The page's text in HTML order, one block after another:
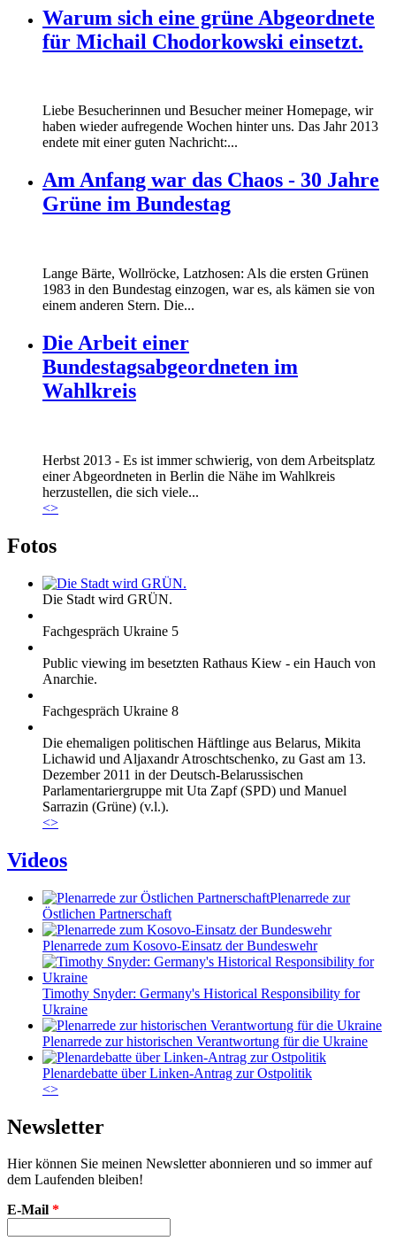
Warum sich eine grüne Abgeordnete
für Michail Chodorkowski einsetzt.
Liebe Besucherinnen und Besucher meiner Homepage, wir
haben wieder aufregende Wochen hinter uns. Das Jahr 2013
endete mit einer guten Nachricht:...
Am Anfang war das Chaos - 30 Jahre
Grüne im Bundestag
Lange Bärte, Wollröcke, Latzhosen: Als die ersten Grünen
1983 in den Bundestag einzogen, war es, als kämen sie von
einem anderen Stern. Die...
Die Arbeit einer
Bundestagsabgeordneten im
Wahlkreis
Marie_und_Wahlkreis.jpg
Marie_und_Wahlkreis.jpg
Herbst 2013 - Es ist immer schwierig, von dem Arbeitsplatz
einer Abgeordneten in Berlin die Nähe im Wahlkreis
herzustellen, die sich viele...
<>
Fotos
Die Stadt wird GRÜN.
Fachgespräch Ukraine 5
Public viewing im besetzten Rathaus Kiew - ein Hauch von
Anarchie.
Fachgespräch Ukraine 8
Die ehemaligen politischen Häftlinge aus Belarus, Mikita
Lichawid und Aljaxandr Atroschtschenko, zu Gast am 13.
Dezember 2011 in der Deutsch-Belarussischen
Parlamentariergruppe mit Uta Zapf (SPD) und Manuel
Sarrazin (Grüne) (v.l.).
<>
Videos
Plenarrede zur
Östlichen Partnerschaft
Plenarrede zum Kosovo-Einsatz der Bundeswehr
Timothy Snyder: Germany's Historical Responsibility for
Ukraine
Plenarrede zur historischen Verantwortung für die Ukraine
Plenardebatte über Linken-Antrag zur Ostpolitik
<>
Newsletter
Hier können Sie meinen Newsletter abonnieren und so immer auf
dem Laufenden bleiben!
E-Mail *